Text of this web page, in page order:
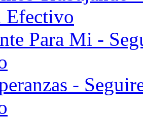
Efectivo
Para Mi -
-